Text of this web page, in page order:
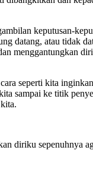
keputusan-
datang, atau tidak
menggantungkan
seperti kita
sampai ke titik
diriku sepenuhnya